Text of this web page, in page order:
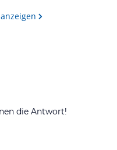
die Antwort!